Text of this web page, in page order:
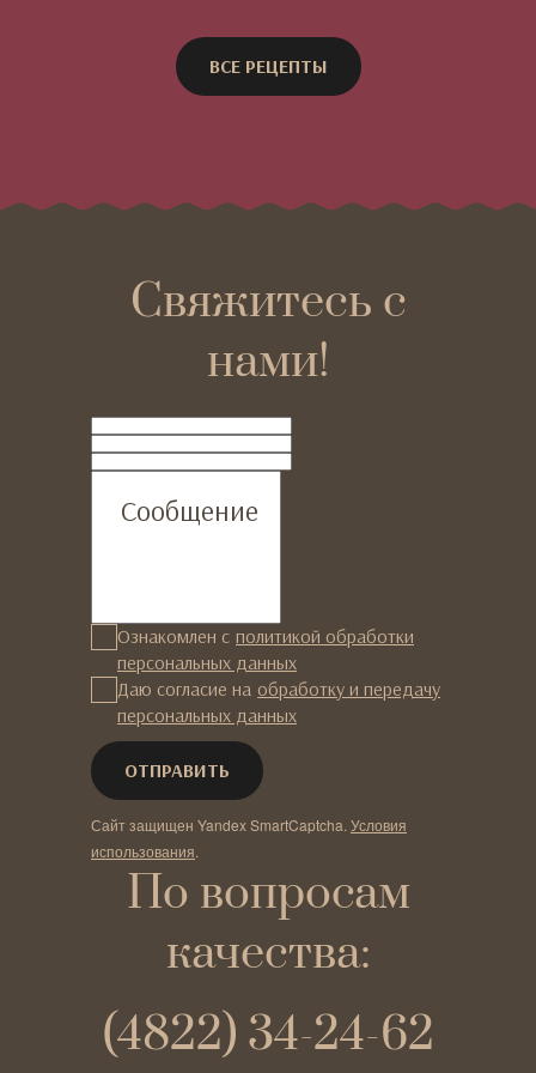
ВСЕ РЕЦЕПТЫ
Свяжитесь с
нами!
ФИО
Телефон
Email
Сообщение
Ознакомлен с политикой обработки
персональных данных
Даю согласие на обработку и передачу
персональных данных
Сайт защищен Yandex SmartCaptcha. Условия
использования.
По вопросам
качества:
(4822) 34-24-62